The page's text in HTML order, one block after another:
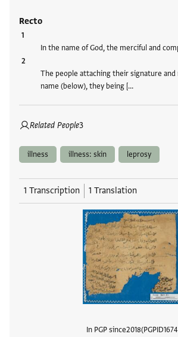
Recto
In the name of God, the merciful and
The people attaching their signature
name (below), they being […
Related People3
illness illness: skin leprosy
1 Transcription 1 Translation
In PGP since2018 PGPID